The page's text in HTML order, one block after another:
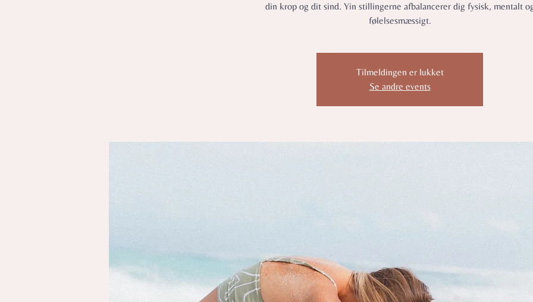
din krop og dit sind. Yin stillingerne afbalancerer dig fysisk, mentalt
følelsesmæssigt.
Tilmeldingen er lukket
Se andre events